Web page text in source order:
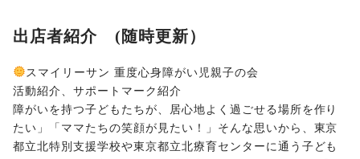
出店者紹介 (随時更新）
スマイリーサン 重度心身障がい児親子の会
活動紹介、サポートマーク紹介
障がいを持つ子どもたちが、居心地よく過ごせる場所を作り
たい」「ママたちの笑顔が見たい！」そんな思いから、東京
都立北特別支援学校や東京都立北療育センターに通う子ども